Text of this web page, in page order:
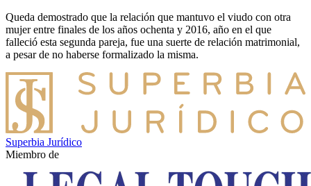
Queda demostrado que la relación que mantuvo el viudo con otra
mujer entre finales de los años ochenta y 2016, año en el que
falleció esta segunda pareja, fue una suerte de relación matrimonial,
a pesar de no haberse formalizado la misma.
Superbia Jurídico
Miembro de